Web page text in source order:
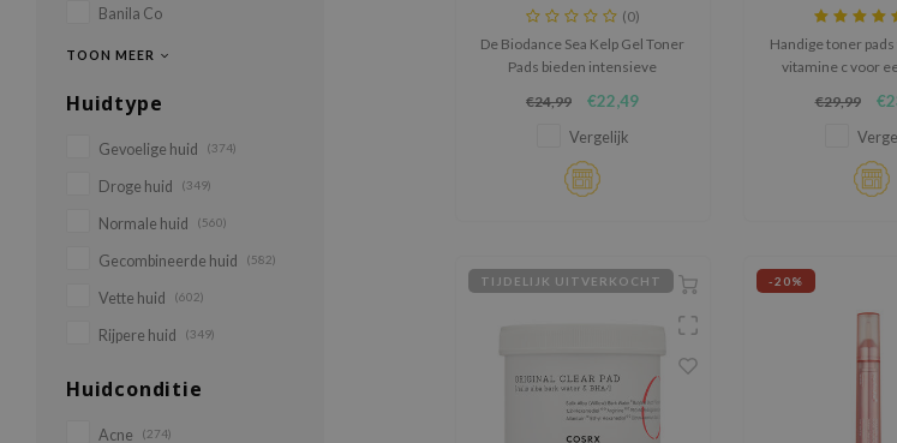
Banila Co
TOON MEER
Huidtype
Gevoelige huid (374)
Droge huid (349)
Normale huid (560)
Gecombineerde huid (582)
Vette huid (602)
Rijpere huid (349)
Huidconditie
Acne (274)
(0)
De Biodance Sea Kelp Gel Toner
Pads bieden intensieve
dankzij een unieke combinatie
van zeewierextract en
diepzeewater.
€24,99 €22,49
Vergelijk
Handige toner
vitamine c voor
€29,99
TIJDELIJK UITVERKOCHT -20%